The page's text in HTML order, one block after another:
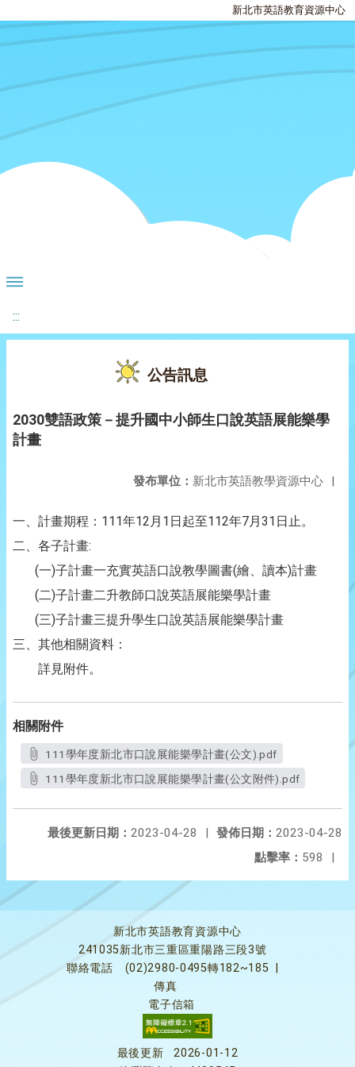
新北市英語教育資源中心
:::
公告訊息
2030雙語政策－提升國中小師生口說英語展能樂學
計畫
發布單位： 新北市英語教學資源中心 |
一、計畫期程：111年12月1日起至112年7月31日止。
二、各子計畫:
(一)子計畫一充實英語口說教學圖書(繪、讀本)計畫
(二)子計畫二升教師口說英語展能樂學計畫
(三)子計畫三提升學生口說英語展能樂學計畫
三、其他相關資料：
詳見附件。
相關附件
111學年度新北市口說展能樂學計畫(公文).pdf
111學年度新北市口說展能樂學計畫(公文附件).pdf
發佈日期： 2023-04-28
最後更新日期： 2023-04-28
|
點擊率： 598 |
新北市英語教育資源中心
241035新北市三重區重陽路三段3號
聯絡電話
(02)2980-0495轉182~185
傳真
電子信箱
最後更新
2026-01-12